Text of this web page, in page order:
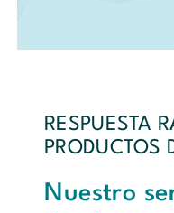
RESPUESTA
PRODUCTOS
Nuestro